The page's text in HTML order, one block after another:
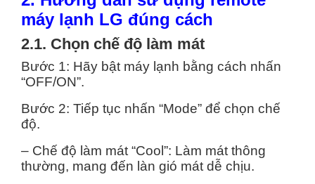
máy lạnh LG đúng cách
2.1. Chọn chế độ làm mát
Bước 1: Hãy bật máy lạnh bằng cách nhấn
“OFF/ON”.
Bước 2: Tiếp tục nhấn “Mode” để chọn chế
độ.
– Chế độ làm mát “Cool”: Làm mát thông
thường, mang đến làn gió mát dễ chịu.